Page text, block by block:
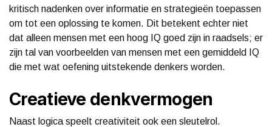
kritisch nadenken over informatie en strategieën toepassen
om tot een oplossing te komen. Dit betekent echter niet
dat alleen mensen met een hoog IQ goed zijn in raadsels; er
zijn tal van voorbeelden van mensen met een gemiddeld IQ
die met wat oefening uitstekende denkers worden.
Creatieve denkvermogen
Naast logica speelt creativiteit ook een sleutelrol.